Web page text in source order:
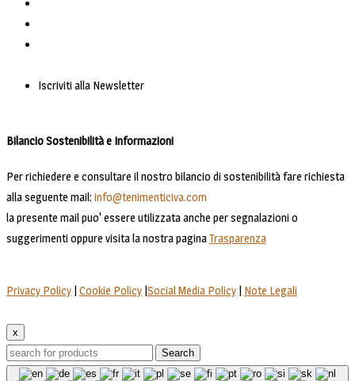
Iscriviti alla Newsletter
Bilancio Sostenibilità e Informazioni
Per richiedere e consultare il nostro bilancio di sostenibilità fare richiesta
alla seguente mail: info@tenimenticiva.com
la presente mail puo' essere utilizzata anche per segnalazioni o
suggerimenti oppure visita la nostra paginaTrasparenza
Privacy Policy | Cookie Policy |Social Media Policy | Note Legali
x
Search